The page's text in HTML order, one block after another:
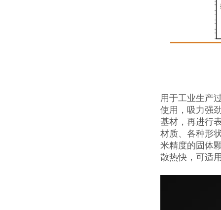
用于工业生产
使用，吸力强
基材，再进行
材质、各种形
米精度的固体
散热快，可适